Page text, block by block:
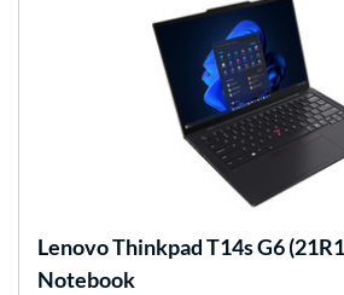
LenovoThinkpad T14s G6
Notebook